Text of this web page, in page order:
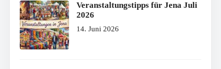
Veranstaltungstipps für Jena Juli
2026
14. Juni 2026